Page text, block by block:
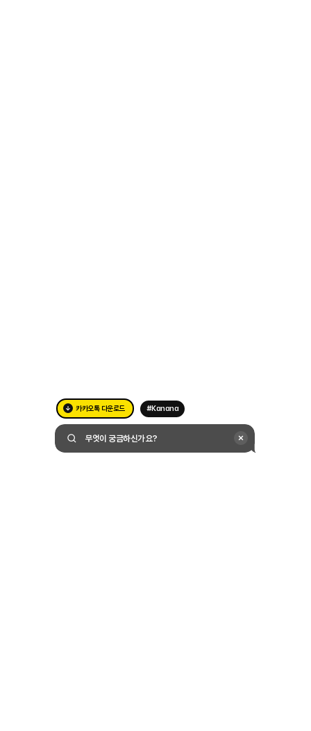
카카오톡 다운로드 #Kanana